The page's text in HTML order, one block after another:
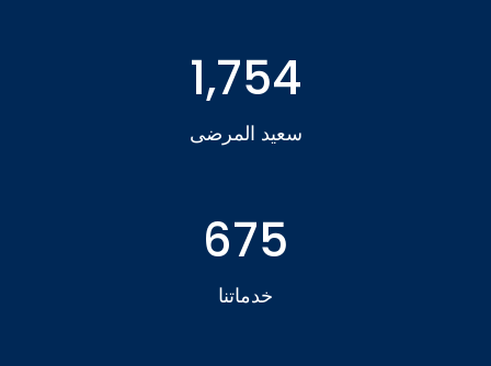
1,754
سعيد المرضى
675
خدماتنا